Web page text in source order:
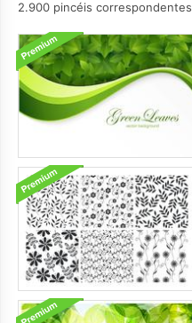
2.900 pincéis correspondentes